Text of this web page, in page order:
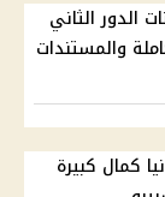
الدور الثاني
كاملة والمستندات
كمال كبيرة